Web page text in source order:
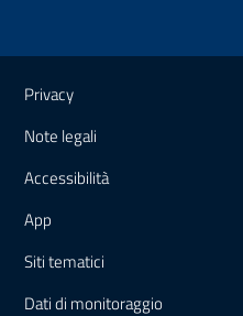
Link e
Privacy
Note legali
Accessibilità
App
Siti tematici
Dati di monitoraggio